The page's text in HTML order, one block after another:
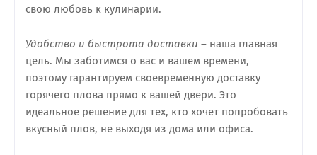
свою любовь к кулинарии.
Удобство и быстрота доставки – наша главная
цель. Мы заботимся о вас и вашем времени,
поэтому гарантируем своевременную доставку
горячего плова прямо к вашей двери. Это
идеальное решение для тех, кто хочет попробовать
вкусный плов, не выходя из дома или офиса.